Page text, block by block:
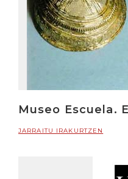
Museo Escuela.
JARRAITU IRAKURTZEN